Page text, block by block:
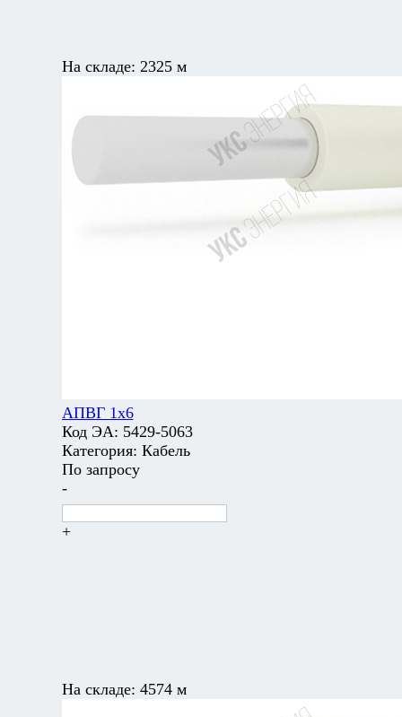
На складе: 2325 м
АПВГ 1х6
Код ЭА: 5429-5063
Категория: Кабель
По запросу
-
+
На складе: 4574 м